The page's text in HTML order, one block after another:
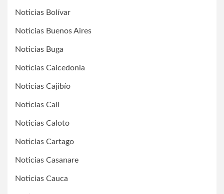
Noticias Bolívar
Noticias Buenos Aires
Noticias Buga
Noticias Caicedonia
Noticias Cajibío
Noticias Cali
Noticias Caloto
Noticias Cartago
Noticias Casanare
Noticias Cauca